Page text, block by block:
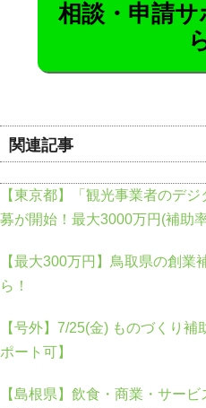
相談・申請
関連記事
【東京都】「観光事業者のデ
募が開始！最大3000万円(補助
【最大300万円】鳥取県の創業
ら！
【号外】7/25(金) ものづくり
ポート可】
【島根県】飲食・商業・サー